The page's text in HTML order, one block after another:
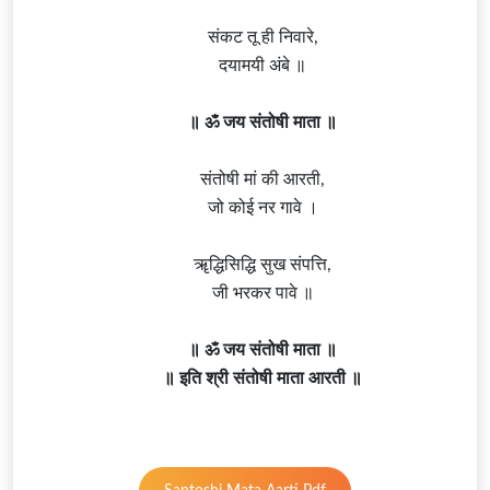
संकट तू ही निवारे,
दयामयी अंबे ॥
॥ ॐ जय संतोषी माता ॥
संतोषी मां की आरती,
जो कोई नर गावे ।
ॠद्धिसिद्धि सुख संपत्ति,
जी भरकर पावे ॥
॥ ॐ जय संतोषी माता ॥
॥ इति श्री संतोषी माता आरती ॥